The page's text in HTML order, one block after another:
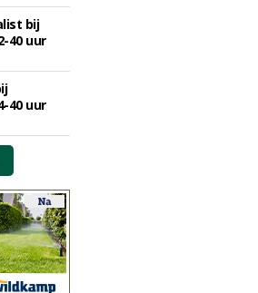
bij
40 uur
40 uur